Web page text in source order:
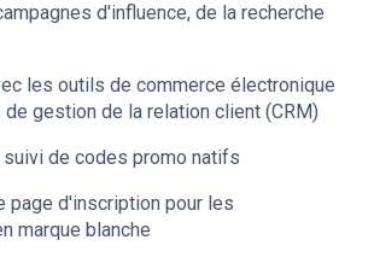
d'influence, de la recherche
les outils de commerce électronique
gestion de la relation client (CRM)
suivi de codes promo natifs
page d'inscription pour les
marque blanche